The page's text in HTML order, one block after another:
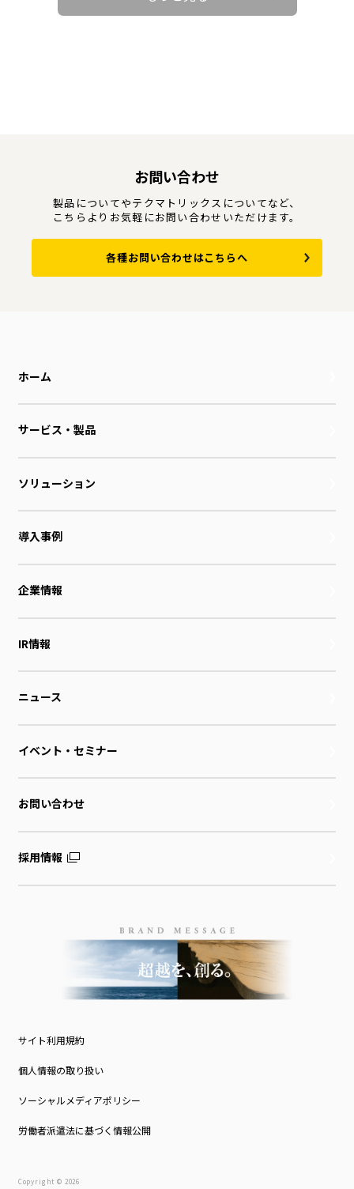
お問い合わせ
製品についてやテクマトリックスについてなど、
こちらよりお気軽にお問い合わせいただけます。
各種お問い合わせはこちらへ
ホーム
サービス・製品
ソリューション
導入事例
企業情報
IR情報
ニュース
イベント・セミナー
お問い合わせ
採用情報
サイト利用規約
個人情報の取り扱い
ソーシャルメディアポリシー
労働者派遣法に基づく情報公開
Copyright © 2026